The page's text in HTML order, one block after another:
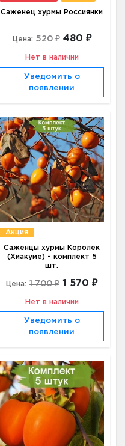
Саженец хурмы Россиянки
Цена: 520 ₽ 480 ₽
Нет в наличии
Уведомить о
появлении
Акция
Саженцы хурмы Королек
(Хиакуме) - комплект 5
шт.
Цена: 1 700 ₽ 1 570 ₽
Нет в наличии
Уведомить о
появлении